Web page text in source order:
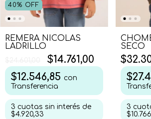
40% OFF
REMERA NICOLAS
LADRILLO
$14.761,00
$12.546,85 con
Transferencia
3 cuotas sin interés de
$4.920,33
SECO
3